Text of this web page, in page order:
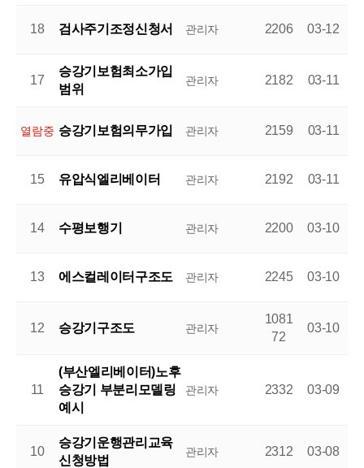
18 검사주기조정신청서 관리자 2206 03-12
17
승강기보험최소가입
범위
관리자 2182 03-11
열람중 승강기보험의무가입 관리자 2159 03-11
15 유압식엘리베이터 관리자 2192 03-11
14 수평보행기 관리자 2200 03-10
13 에스컬레이터구조도 관리자 2245 03-10
12 승강기구조도 관리자
1081
72
03-10
11
(부산엘리베이터)노후
승강기 부분리모델링
예시
관리자 2332 03-09
10
승강기운행관리교육
신청방법
관리자 2312 03-08